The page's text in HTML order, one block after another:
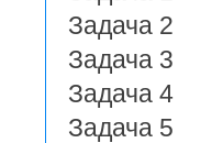
Задача 2
Задача 3
Задача 4
Задача 5